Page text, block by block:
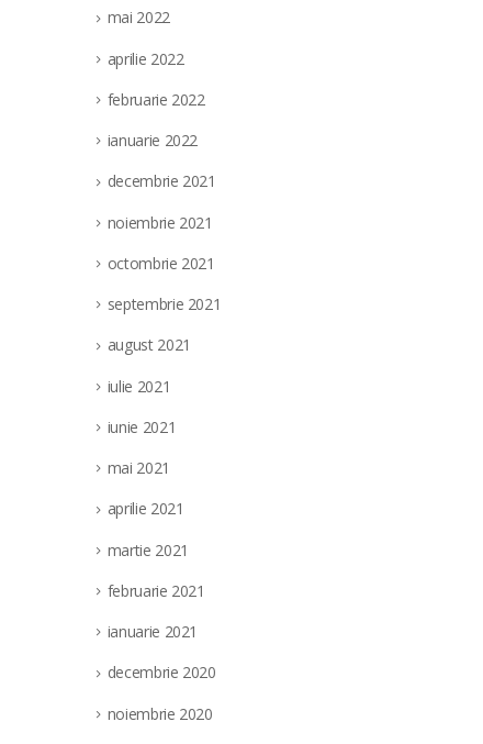
mai 2022
aprilie 2022
februarie 2022
ianuarie 2022
decembrie 2021
noiembrie 2021
octombrie 2021
septembrie 2021
august 2021
iulie 2021
iunie 2021
mai 2021
aprilie 2021
martie 2021
februarie 2021
ianuarie 2021
decembrie 2020
noiembrie 2020